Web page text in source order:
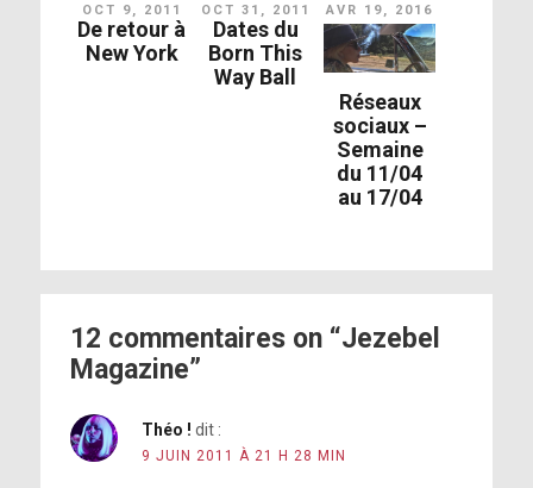
OCT 9, 2011
De retour à
New York
OCT 31, 2011
Dates du
Born This
Way Ball
AVR 19, 2016
Réseaux
sociaux –
Semaine
du 11/04
au 17/04
12 commentaires on “Jezebel
Magazine”
Théo ! dit :
9 JUIN 2011 À 21 H 28 MIN